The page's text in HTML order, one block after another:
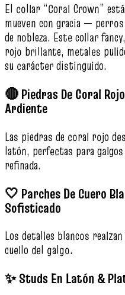
El collar “Coral Crown”
mueven con gracia —
de nobleza. Este collar
rojo brillante, metales
su carácter distinguido.
🔴 Piedras De Coral
Ardiente
Las piedras de coral rojo
latón, perfectas para
refinada.
🤍 Parches De Cuero
Sofisticado
Los detalles blancos
cuello del galgo.
✨ Studs En Latón &